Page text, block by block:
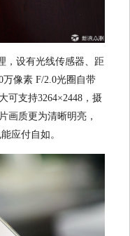
，设有光线传感器、距
像素 F/2.0光圈自带
可支持3264×2448，摄
画质更为清晰明亮，
应付自如。